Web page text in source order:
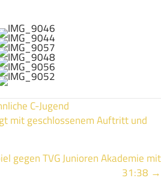
C-Jugend
mit geschlossenem Auftritt und
gegen TVG Junioren Akademie mit
31:38 →